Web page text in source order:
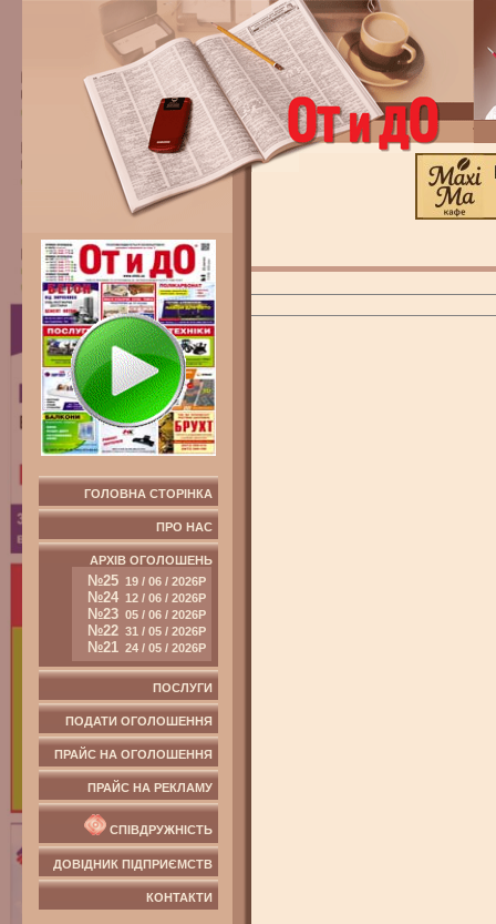
ГОЛОВНА СТОРІНКА
ПРО НАС
АРХІВ ОГОЛОШЕНЬ
№25 19 / 06 / 2026Р
№24 12 / 06 / 2026Р
№23 05 / 06 / 2026Р
№22 31 / 05 / 2026Р
№21 24 / 05 / 2026Р
ПОСЛУГИ
ПОДАТИ ОГОЛОШЕННЯ
ПРАЙС НА ОГОЛОШЕННЯ
ПРАЙС НА РЕКЛАМУ
СПІВДРУЖНІСТЬ
ДОВІДНИК ПІДПРИЄМСТВ
КОНТАКТИ